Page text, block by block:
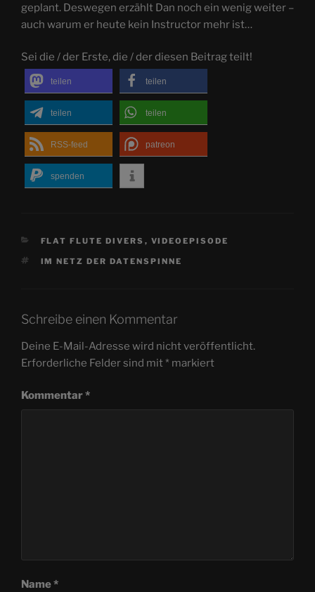
geplant. Deswegen erzählt Dan noch ein wenig weiter –
auch warum er heute kein Instructor mehr ist…
Sei die / der Erste, die / der diesen Beitrag teilt!
teilen teilen
teilen teilen
RSS-feed patreon
spenden
KATEGORIEN
FLAT FLUTE DIVERS , VIDEOEPISODE
SCHLAGWÖRTER
IM NETZ DER DATENSPINNE
Schreibe einen Kommentar
Deine E-Mail-Adresse wird nicht veröffentlicht.
Erforderliche Felder sind mit* markiert
Kommentar*
Name*